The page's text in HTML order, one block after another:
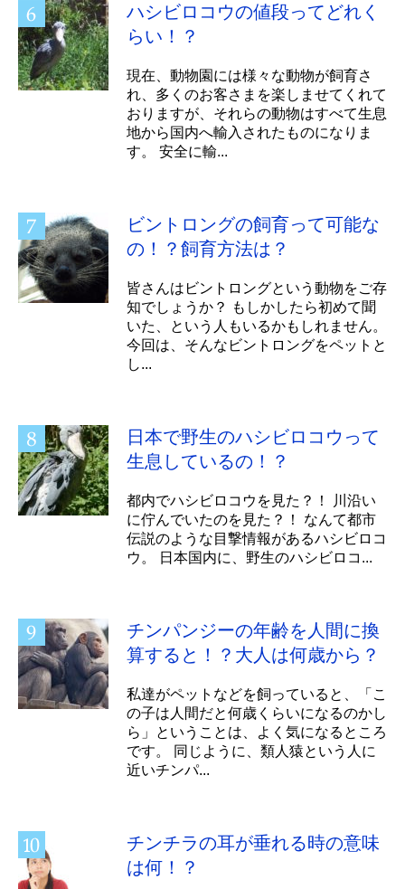
ハシビロコウの値段ってどれく
らい！？
現在、動物園には様々な動物が飼育さ
れ、多くのお客さまを楽しませてくれて
おりますが、それらの動物はすべて生息
地から国内へ輸入されたものになりま
す。 安全に輸...
ビントロングの飼育って可能な
の！？飼育方法は？
皆さんはビントロングという動物をご存
知でしょうか？ もしかしたら初めて聞
いた、という人もいるかもしれません。
今回は、そんなビントロングをペットと
し...
日本で野生のハシビロコウって
生息しているの！？
都内でハシビロコウを見た？！ 川沿い
に佇んでいたのを見た？！ なんて都市
伝説のような目撃情報があるハシビロコ
ウ。 日本国内に、野生のハシビロコ...
チンパンジーの年齢を人間に換
算すると！？大人は何歳から？
私達がペットなどを飼っていると、「こ
の子は人間だと何歳くらいになるのかし
ら」ということは、よく気になるところ
です。 同じように、類人猿という人に
近いチンパ...
チンチラの耳が垂れる時の意味
は何！？